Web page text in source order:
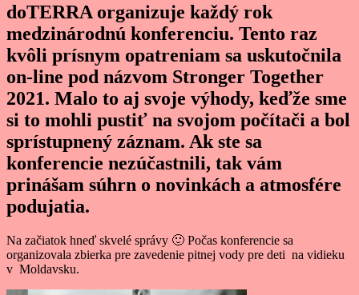
doTERRA organizuje každý rok
medzinárodnú konferenciu. Tento raz
kvôli prísnym opatreniam sa uskutočnila
on-line pod názvom Stronger Together
2021. Malo to aj svoje výhody, keďže sme
si to mohli pustiť na svojom počítači a bol
sprístupnený záznam. Ak ste sa
konferencie nezúčastnili, tak vám
prinášam súhrn o novinkách a atmosfére
podujatia.
Na začiatok hneď skvelé správy 🙂 Počas konferencie sa
organizovala zbierka pre zavedenie pitnej vody pre deti na vidieku
v Moldavsku.